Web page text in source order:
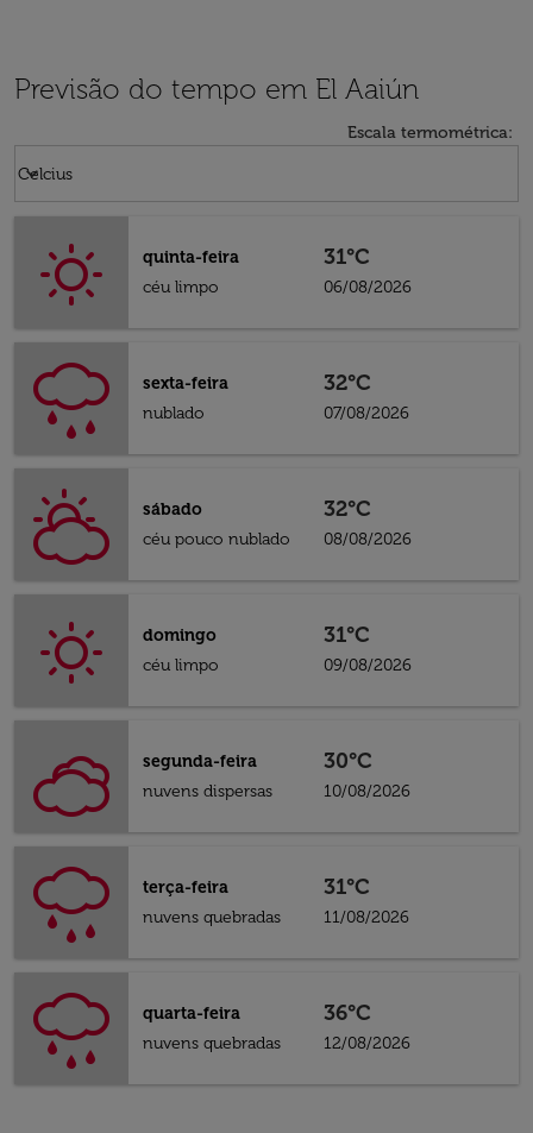
Previsão do tempo em El Aaiún
Escala termométrica:
Celcius
keyboard_arrow_down
quinta-feira
céu limpo
31°C
06/08/2026
sexta-feira
nublado
32°C
07/08/2026
sábado
céu pouco nublado
32°C
08/08/2026
domingo
céu limpo
31°C
09/08/2026
segunda-feira
nuvens dispersas
30°C
10/08/2026
terça-feira
nuvens quebradas
31°C
11/08/2026
quarta-feira
nuvens quebradas
36°C
12/08/2026